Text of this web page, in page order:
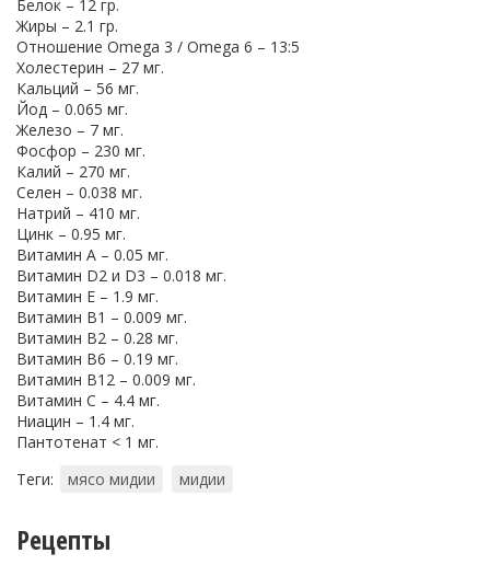
Белок – 12 гр.
Жиры – 2.1 гр.
Отношение Omega 3 / Omega 6 – 13:5
Холестерин – 27 мг.
Кальций – 56 мг.
Йод – 0.065 мг.
Железо – 7 мг.
Фосфор – 230 мг.
Калий – 270 мг.
Селен – 0.038 мг.
Натрий – 410 мг.
Цинк – 0.95 мг.
Витамин A – 0.05 мг.
Витамин D2 и D3 – 0.018 мг.
Витамин E – 1.9 мг.
Витамин B1 – 0.009 мг.
Витамин B2 – 0.28 мг.
Витамин B6 – 0.19 мг.
Витамин B12 – 0.009 мг.
Витамин C – 4.4 мг.
Ниацин – 1.4 мг.
Пантотенат < 1 мг.
Теги:
мясо мидии мидии
Рецепты